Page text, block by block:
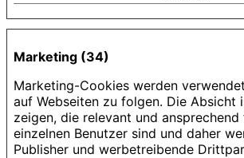
Marketing (34)
Marketing-Cookies werden
auf Webseiten zu folgen. Die Absicht
zeigen, die relevant und ansprechend
einzelnen Benutzer sind und daher
Publisher und werbetreibende